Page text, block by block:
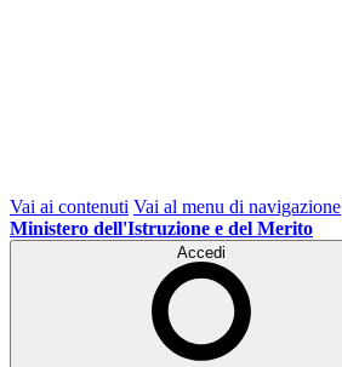
Vai ai contenuti Vai al menu di navigazione
Ministero dell'Istruzione e del Merito
Accedi